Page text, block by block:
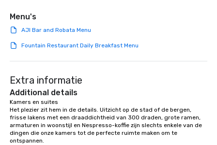
Menu's
AJI Bar and Robata Menu
Fountain Restaurant Daily Breakfast Menu
Extra informatie
Additional details
Kamers en suites
Het plezier zit hem in de details. Uitzicht op de stad of de bergen,
frisse lakens met een draaddichtheid van 300 draden, grote ramen,
armaturen in woonstijl en Nespresso-koffie zijn slechts enkele van de
dingen die onze kamers tot de perfecte ruimte maken om te
ontspannen.